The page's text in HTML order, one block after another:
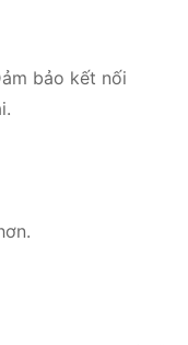
bảo kết nối